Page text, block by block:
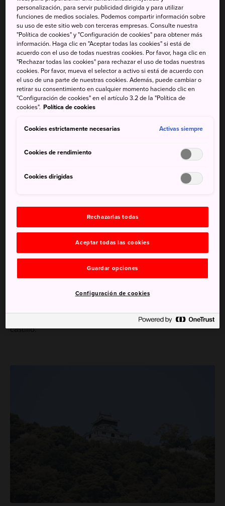
La construcción del castillo de Iwakuni comenzó en 1603
y finalizó en 1608, pero la estructura se destruyó en 1615
por orden del shogun. Puedes recorrer las ruinas de la
fortaleza original y conocer su historia explorando el
castillo reconstruido que se encuentra aquí hoy en día, de
mediados del siglo XX.
No te pierdas
Las vistas desde la plataforma de observación
El parque Kikko y el Puente Kintaikyo de las
Cómo llegar
Sube a pie o monta en el teleférico para admirar la ciudad
Móntate en el teleférico delparque Kikko
minutos y puedes disfrutar del paisaje de la ciudad del
castillo.
personalización, para servir publicidad dirigida y para utilizar
funciones de medios sociales. Podemos compartir información sobre
su uso de este sitio web con terceras empresas. Consulte nuestra
"Política de cookies" y "Configuración de cookies" para obtener más
información. Haga clic en "Aceptar todas las cookies" si está de
acuerdo con el uso de todas nuestras cookies. Por favor, haga clic en
"Rechazar todas las cookies" para rechazar el uso de todas nuestras
cookies. Por favor, mueva el selector a activo si está de acuerdo con
el uso de una parte de nuestras cookies. Además, puede cambiar o
retirar su consentimiento en cualquier momento haciendo clic en
"Configuración de cookies" en el artículo 3.2 de la "Política de
cookies". Política de cookies
Cookies estrictamente necesarias Activas siempre
Cookies de rendimiento
Cookies dirigidas
Rechazarlas todas
Aceptar todas las cookies
Guardar opciones
Configuración de cookies